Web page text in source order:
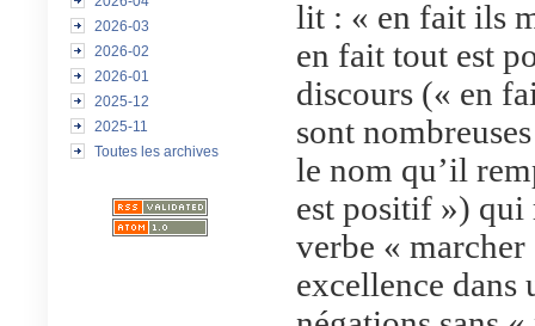
2026-03
2026-02
2026-01
2025-12
2025-11
Toutes les archives
lit : « en fait ils
en fait tout est
discours (« en
sont
le nom qu’il
est positif ») qui
verbe « marcher
excellence